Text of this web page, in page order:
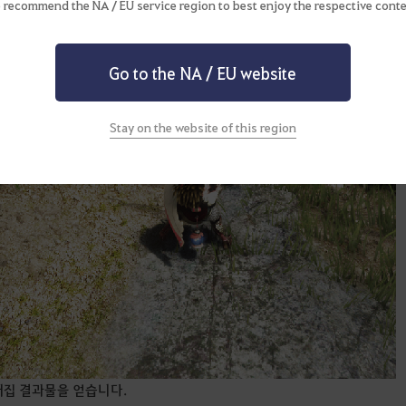
recommend the NA / EU service region to best enjoy the respective
Go to the NA / EU website
Stay on the website of this region
결과물을 얻습니다.